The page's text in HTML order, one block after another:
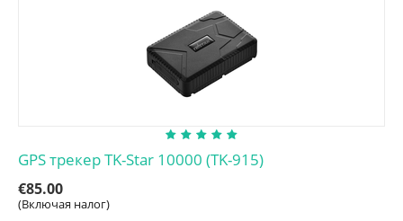
GPS трекер TK-Star 10000 (TK-915)
€85.00
(Включая налог)